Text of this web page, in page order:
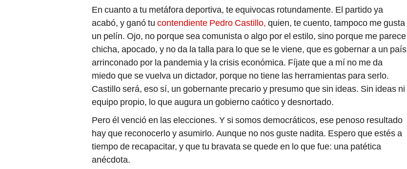
En cuanto a tu metáfora deportiva, te equivocas rotundamente. El partido ya
acabó, y ganó tu contendiente Pedro Castillo, quien, te cuento, tampoco me gusta
un pelín. Ojo, no porque sea comunista o algo por el estilo, sino porque me parece
chicha, apocado, y no da la talla para lo que se le viene, que es gobernar a un país
arrinconado por la pandemia y la crisis económica. Fíjate que a mí no me da
miedo que se vuelva un dictador, porque no tiene las herramientas para serlo.
Castillo será, eso sí, un gobernante precario y presumo que sin ideas. Sin ideas ni
equipo propio, lo que augura un gobierno caótico y desnortado.
Pero él venció en las elecciones. Y si somos democráticos, ese penoso resultado
hay que reconocerlo y asumirlo. Aunque no nos guste nadita. Espero que estés a
tiempo de recapacitar, y que tu bravata se quede en lo que fue: una patética
anécdota.